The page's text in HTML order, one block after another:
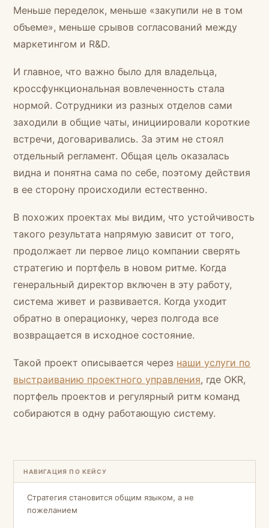
Меньше переделок, меньше «закупили не в том
объеме», меньше срывов согласований между
маркетингом и R&D.
И главное, что важно было для владельца,
кроссфункциональная вовлеченность стала
нормой. Сотрудники из разных отделов сами
заходили в общие чаты, инициировали короткие
встречи, договаривались. За этим не стоял
отдельный регламент. Общая цель оказалась
видна и понятна сама по себе, поэтому действия
в ее сторону происходили естественно.
В похожих проектах мы видим, что устойчивость
такого результата напрямую зависит от того,
продолжает ли первое лицо компании сверять
стратегию и портфель в новом ритме. Когда
генеральный директор включен в эту работу,
система живет и развивается. Когда уходит
обратно в операционку, через полгода все
возвращается в исходное состояние.
Такой проект описывается через наши услуги по
выстраиванию проектного управления, где OKR,
портфель проектов и регулярный ритм команд
собираются в одну работающую систему.
НАВИГАЦИЯ ПО КЕЙСУ
Стратегия становится общим языком, а не
пожеланием